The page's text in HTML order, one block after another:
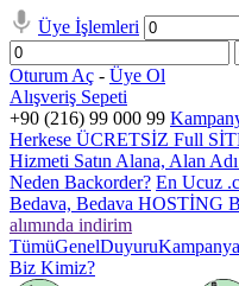
Üye İşlemleri
Oturum Aç - Üye Ol
Alışveriş Sepeti
+90 (216) 99 000 99
Herkese ÜCRETSİZ Full
Hizmeti Satın Alana, Alan
Neden Backorder? En Ucuz
Bedava, Bedava HOSTİNG
alımında indirim
TümüGenelDuyuruKampanya
Biz Kimiz?